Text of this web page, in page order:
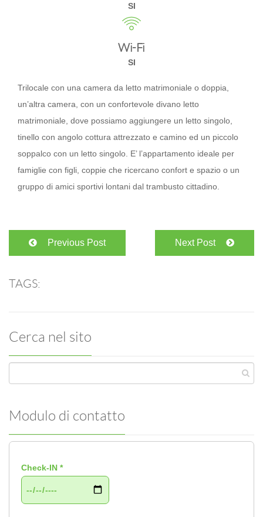
SI
Wi-Fi
SI
Trilocale con una camera da letto matrimoniale o doppia,
un’altra camera, con un confortevole divano letto
matrimoniale, dove possiamo aggiungere un letto singolo,
tinello con angolo cottura attrezzato e camino ed un piccolo
soppalco con un letto singolo. E’ l’appartamento ideale per
famiglie con figli, coppie che ricercano confort e spazio o un
gruppo di amici sportivi lontani dal trambusto cittadino.
Previous Post Next Post
TAGS:
Cerca nel sito
Modulo di contatto
Check-IN *